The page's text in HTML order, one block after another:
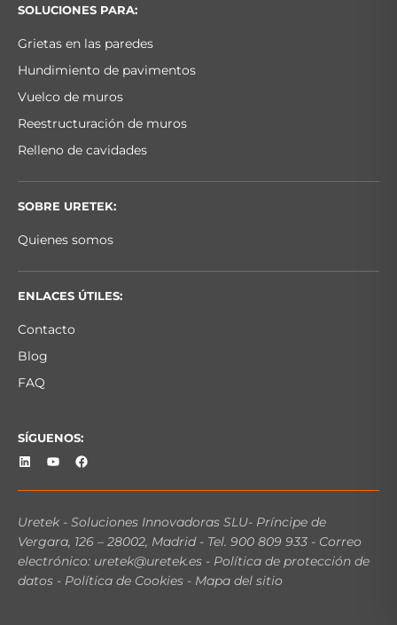
SOLUCIONES PARA:
Grietas en las paredes
Hundimiento de pavimentos
Vuelco de muros
Reestructuración de muros
Relleno de cavidades
SOBRE URETEK:
Quienes somos
ENLACES ÚTILES:
Contacto
Blog
FAQ
SÍGUENOS:
Uretek - Soluciones Innovadoras SLU- Príncipe de
Vergara, 126 – 28002, Madrid- Tel. 900 809 933 - Correo
electrónico: uretek@uretek.es - Política de protección de
datos - Política de Cookies - Mapa del sitio